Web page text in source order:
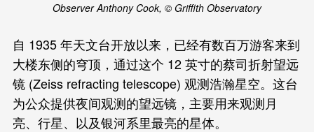
Observer Anthony Cook, © Griffith Observatory
自 1935 年天文台开放以来，已经有数百万游客来到
大楼东侧的穹顶，通过这个 12 英寸的蔡司折射望远
镜 (Zeiss refracting telescope) 观测浩瀚星空。这台
为公众提供夜间观测的望远镜，主要用来观测月
亮、行星、以及银河系里最亮的星体。